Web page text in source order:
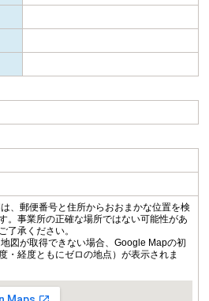
、郵便番号と住所からおおまかな位置を検
。事業所の正確な場所ではない可能性があ
了承ください。
図が取得できない場合、Google Mapの初
・経度ともにゼロの地点）が表示されま